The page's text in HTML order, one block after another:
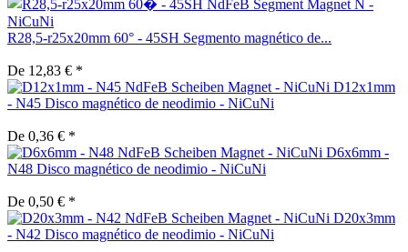
R28,5-r25x20mm 60° - 45SH Segmento magnético de...
De 12,83 € *
D12x1mm
- N45 Disco magnético de neodimio - NiCuNi
De 0,36 € *
D6x6mm -
N48 Disco magnético de neodimio - NiCuNi
De 0,50 € *
D20x3mm
- N42 Disco magnético de neodimio - NiCuNi